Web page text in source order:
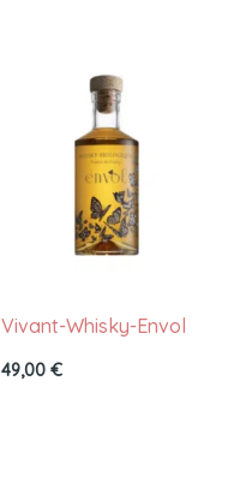
Vivant-Whisky-Envol
49,00 €